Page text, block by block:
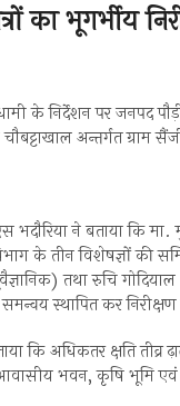
का भूगर्भीय
के निर्देशन पर जनपद
अन्तर्गत ग्राम
भदौरिया ने बताया कि
के तीन विशेषज्ञों की
तथा रुचि गोदियाल
स्थापित कर निरीक्षण
कि अधिकतर क्षति तीव्र
भवन, कृषि भूमि एवं